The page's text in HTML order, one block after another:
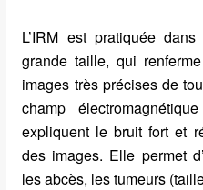
L’IRM est pratiquée
grande taille, qui
images très précises de
champ
expliquent le bruit fort et
des images. Elle permet
les abcès, les tumeurs